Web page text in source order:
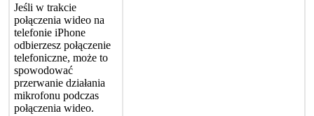
Jeśli w trakcie
połączenia wideo na
telefonie iPhone
odbierzesz połączenie
telefoniczne, może to
spowodować
przerwanie działania
mikrofonu podczas
połączenia wideo.